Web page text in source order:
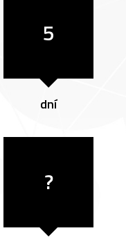
5
dní
?